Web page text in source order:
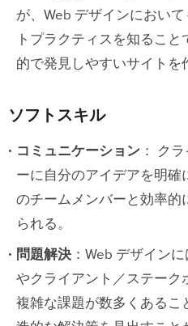
が、Web デザインにおい
トプラクティスを知るこ
的で発見しやすいサイトを
ソフトスキル
コミュニケーション ： ク
ーに自分のアイデアを明
のチームメンバーと効率的
られる。
問題解決 ：Web デザイン
やクライアント／ステーク
複雑な課題が数多くあるこ